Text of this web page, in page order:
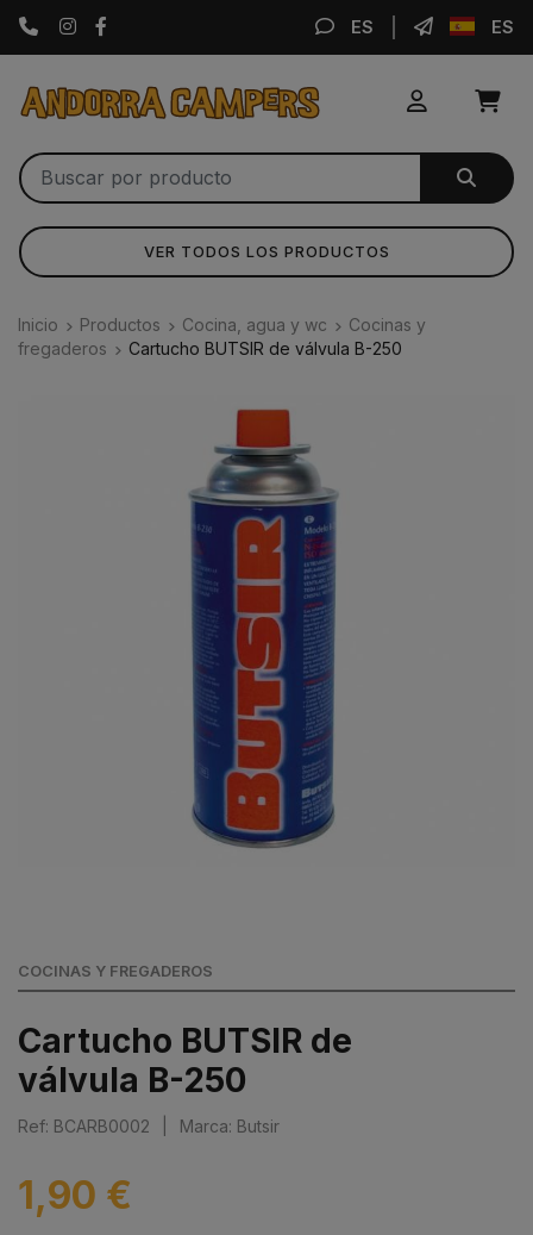
Instagram ES ES
VER TODOS LOS PRODUCTOS
Inicio Productos Cocina, agua y wc
Cocinas y
fregaderos
Cartucho BUTSIR de válvula B-250
COCINAS Y FREGADEROS
Cartucho BUTSIR de
válvula B-250
Ref: BCARB0002 Marca: Butsir
1,90 €